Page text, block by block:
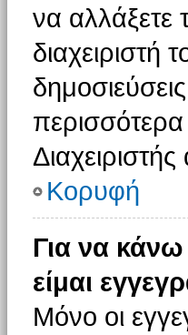
να αλλάξετε
περισσότερα
Κορυφή
Για να
είμαι
Μόνο οι